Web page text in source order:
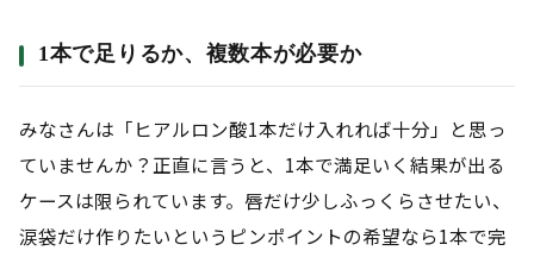
1本で足りるか、複数本が必要か
みなさんは「ヒアルロン酸1本だけ入れれば十分」と思っ
ていませんか？正直に言うと、1本で満足いく結果が出る
ケースは限られています。唇だけ少しふっくらさせたい、
涙袋だけ作りたいというピンポイントの希望なら1本で完